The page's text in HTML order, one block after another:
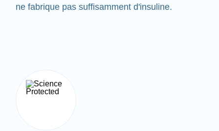
ne fabrique pas suffisamment d'insuline.